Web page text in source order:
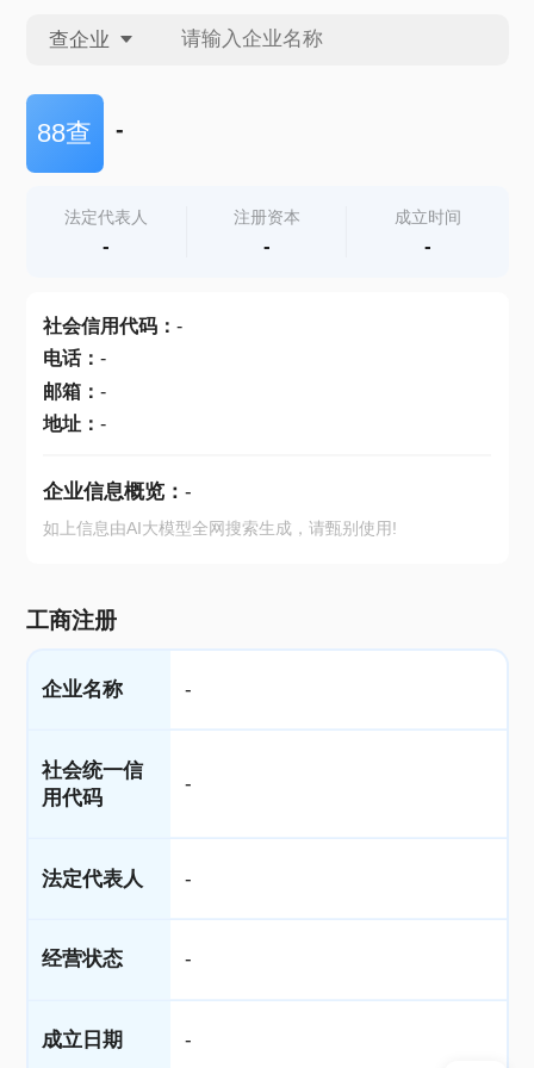
查企业
查企业
查产地
88查 -
法定代表人
-
注册资本
-
成立时间
-
社会信用代码： -
电话： -
邮箱： -
地址： -
企业信息概览： -
如上信息由AI大模型全网搜索生成，请甄别使用!
工商注册
企业名称 -
社会统一信
用代码
-
法定代表人 -
经营状态 -
成立日期 -